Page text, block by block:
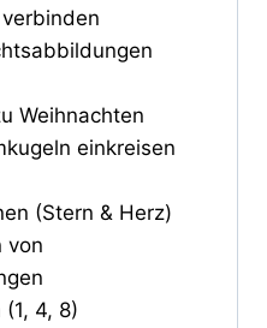
Weihnachten
einkreisen
(Stern & Herz)
von
4, 8)